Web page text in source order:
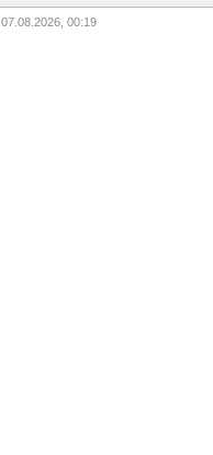
07.08.2026, 00:19